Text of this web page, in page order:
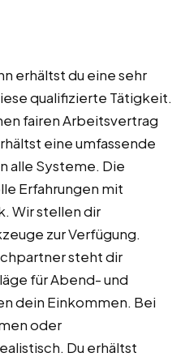
erhältst du eine sehr
qualifizierte Tätigkeit.
fairen Arbeitsvertrag
eine umfassende
alle Systeme. Die
Erfahrungen mit
Wir stellen dir
zur Verfügung.
steht dir
für Abend- und
dein Einkommen. Bei
oder
Du erhältst